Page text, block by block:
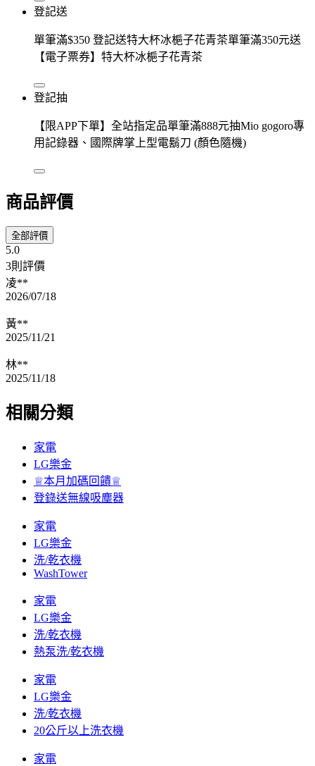
登記送
單筆滿$350 登記送特大杯冰梔子花青茶單筆滿350元送
【電子票券】特大杯冰梔子花青茶
登記抽
【限APP下單】全站指定品單筆滿888元抽Mio gogoro專
用記錄器、國際牌掌上型電鬍刀 (顏色隨機)
商品評價
全部評價
5.0
3則評價
凌**
2026/07/18
黃**
2025/11/21
林**
2025/11/18
相關分類
家電
LG樂金
♕本月加碼回饋♕
登錄送無線吸塵器
家電
LG樂金
洗/乾衣機
WashTower
家電
LG樂金
洗/乾衣機
熱泵洗/乾衣機
家電
LG樂金
洗/乾衣機
20公斤以上洗衣機
家電